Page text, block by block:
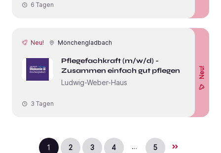
6 Tagen
Neu! Mönchengladbach
Pflegefachkraft (m/w/d) -
Zusammen einfach gut pflegen!
Ludwig-Weber-Haus
Neu!
3 Tagen
1 2 3 4 … 5